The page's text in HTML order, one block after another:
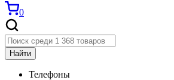
0
Найти
Телефоны